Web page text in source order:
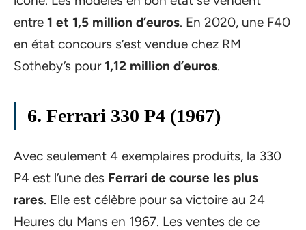
entre 1 et 1,5 million d’euros. En 2020, une F40
en état concours s’est vendue chez RM
Sotheby’s pour1,12 million d’euros.
6. Ferrari 330 P4 (1967)
Avec seulement 4 exemplaires produits, la 330
P4 est l’une des Ferrari de course les plus
rares. Elle est célèbre pour sa victoire au 24
Heures du Mans en 1967. Les ventes de ce